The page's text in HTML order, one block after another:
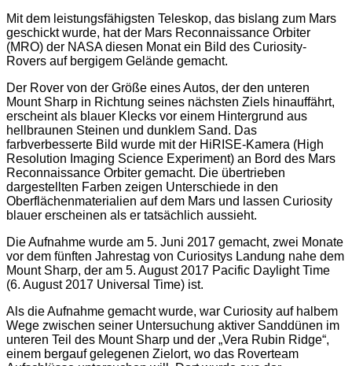
Mit dem leistungsfähigsten Teleskop, das bislang zum Mars
geschickt wurde, hat der Mars Reconnaissance Orbiter
(MRO) der NASA diesen Monat ein Bild des Curiosity-
Rovers auf bergigem Gelände gemacht.
Der Rover von der Größe eines Autos, der den unteren
Mount Sharp in Richtung seines nächsten Ziels hinauffährt,
erscheint als blauer Klecks vor einem Hintergrund aus
hellbraunen Steinen und dunklem Sand. Das
farbverbesserte Bild wurde mit der HiRISE-Kamera (High
Resolution Imaging Science Experiment) an Bord des Mars
Reconnaissance Orbiter gemacht. Die übertrieben
dargestellten Farben zeigen Unterschiede in den
Oberflächenmaterialien auf dem Mars und lassen Curiosity
blauer erscheinen als er tatsächlich aussieht.
Die Aufnahme wurde am 5. Juni 2017 gemacht, zwei Monate
vor dem fünften Jahrestag von Curiositys Landung nahe dem
Mount Sharp, der am 5. August 2017 Pacific Daylight Time
(6. August 2017 Universal Time) ist.
Als die Aufnahme gemacht wurde, war Curiosity auf halbem
Wege zwischen seiner Untersuchung aktiver Sanddünen im
unteren Teil des Mount Sharp und der „Vera Rubin Ridge“,
einem bergauf gelegenen Zielort, wo das Roverteam